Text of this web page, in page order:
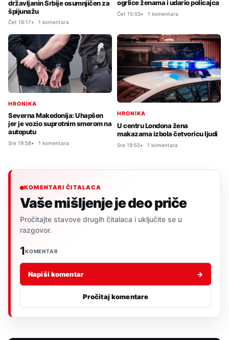
državljanin Srbije osumnjičen za
špijunažu
Čet 18:17 1 komentara
ogrlice ženama i udario policajca
Čet 15:03 1 komentara
HRONIKA
Severna Makedonija: Uhapšen
jer je vozio suprotnim smerom na
autoputu
Sre 19:58 1 komentara
HRONIKA
U centru Londona žena
makazama izbola četvoricu ljudi
Sre 19:55 1 komentara
KOMENTARI ČITALACA
Vaše mišljenje je deo priče
Pročitajte stavove drugih čitalaca i uključite se u
razgovor.
1KOMENTAR
Napiši komentar →
Pročitaj komentare